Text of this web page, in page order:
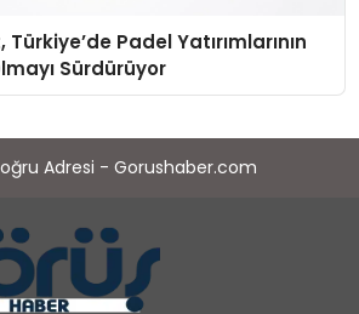
Padel Yatırımlarının
Sürdürüyor
Adresi - Gorushaber.com